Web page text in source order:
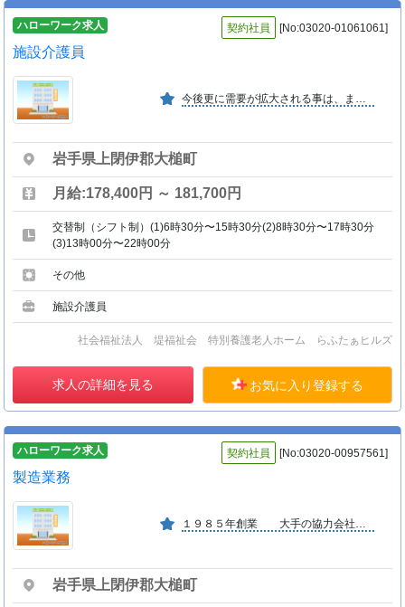
ハローワーク求人 契約社員 [No:03020-01061061]
施設介護員
岩手県上閉伊郡大槌町
月給:178,400円 ～ 181,700円
交替制（シフト制）(1)6時30分〜15時30分(2)8時30分〜17時30分
(3)13時00分〜22時00分
その他
施設介護員
社会福祉法人 堤福祉会 特別養護老人ホーム らふたぁヒルズ
求人の詳細を見る お気に入り登録する
ハローワーク求人 契約社員 [No:03020-00957561]
製造業務
１９８５年創業 大手の協力会社で安定しています。 明るい社風です。
岩手県上閉伊郡大槌町